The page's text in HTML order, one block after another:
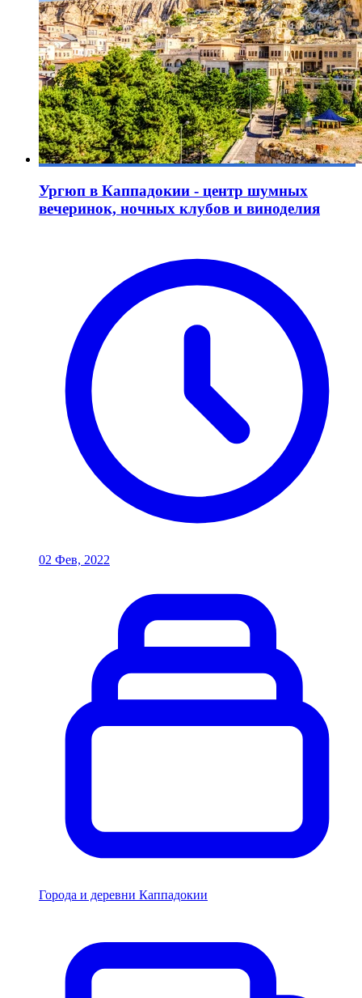
Ургюп в Каппадокии - центр шумных
вечеринок, ночных клубов и виноделия
02 Фев, 2022
Города и деревни Каппадокии